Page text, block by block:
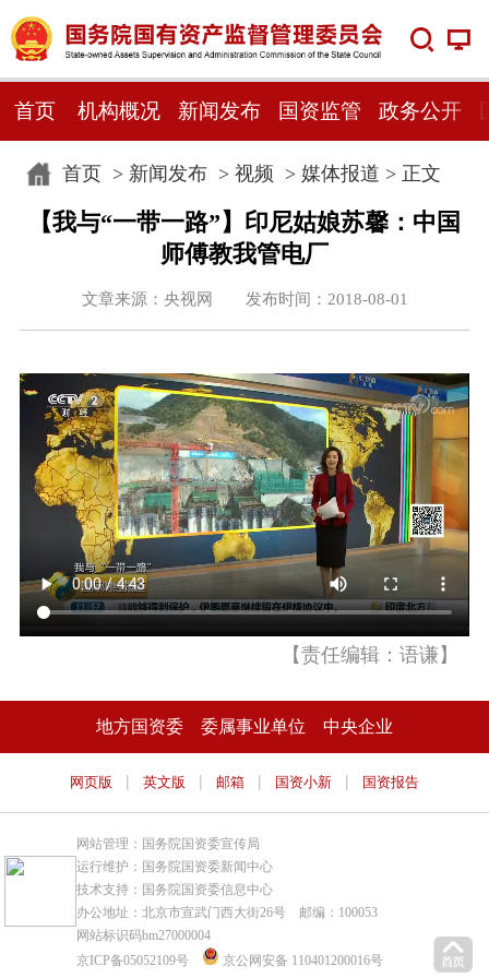
首页 机构概况 新闻发布 国资监管 政务公开
首页> 新闻发布> 视频 > 媒体报道 > 正文
【我与“一带一路”】印尼姑娘苏馨：中国
师傅教我管电厂
文章来源：央视网 发布时间：2018-08-01
【责任编辑：语谦】
地方国资委 委属事业单位 中央企业
网页版 | 英文版 | 邮箱 | 国资小新 | 国资报告
网站管理：国务院国资委宣传局
运行维护：国务院国资委新闻中心
技术支持：国务院国资委信息中心
办公地址：北京市宣武门西大街26号 邮编：100053
网站标识码bm27000004
京ICP备05052109号
京公网安备 110401200016号